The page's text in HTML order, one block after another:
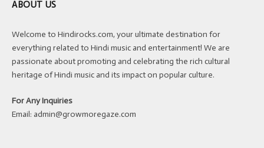
ABOUT US
Welcome to Hindirocks.com, your ultimate destination for
everything related to Hindi music and entertainment! We are
passionate about promoting and celebrating the rich cultural
heritage of Hindi music and its impact on popular culture.
For Any Inquiries
Email: admin@growmoregaze.com